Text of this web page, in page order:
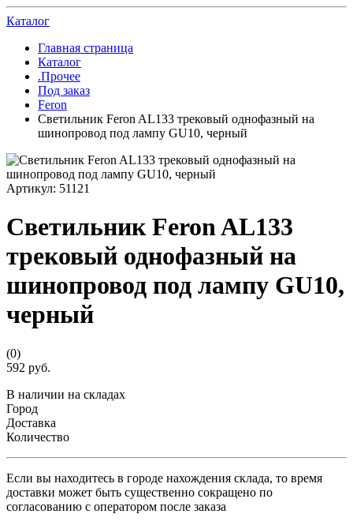
Каталог
Главная страница
Каталог
.Прочее
Под заказ
Feron
Светильник Feron AL133 трековый однофазный на
шинопровод под лампу GU10, черный
Артикул: 51121
Светильник Feron AL133
трековый однофазный на
шинопровод под лампу GU10,
черный
(0)
592 руб.
В наличии на складах
Город
Доставка
Количество
Если вы находитесь в городе нахождения склада, то время
доставки может быть существенно сокращено по
согласованию с оператором после заказа